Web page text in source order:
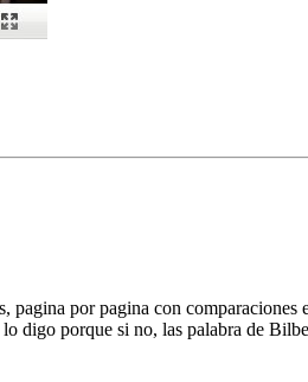
por pagina con
digo porque si no, las palabra de